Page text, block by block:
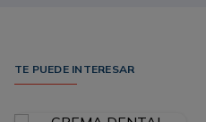
TE PUEDE INTERESAR